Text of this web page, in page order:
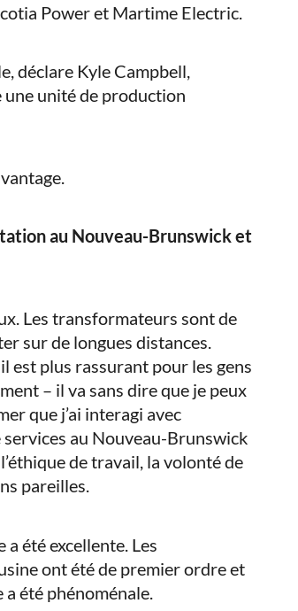
Power et Martime Electric.
déclare Kyle Campbell,
une unité de production
au Nouveau-Brunswick et
Les transformateurs sont de
sur de longues distances.
est plus rassurant pour les gens
– il va sans dire que je peux
que j’ai interagi avec
au Nouveau-Brunswick
de travail, la volonté de
pareilles.
été excellente. Les
ont été de premier ordre et
été phénoménale.